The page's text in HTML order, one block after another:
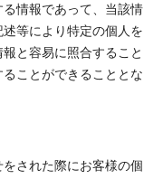
る情報であって、当該情
等により特定の個人を
と容易に照合すること
ことができることとな
された際にお客様の個